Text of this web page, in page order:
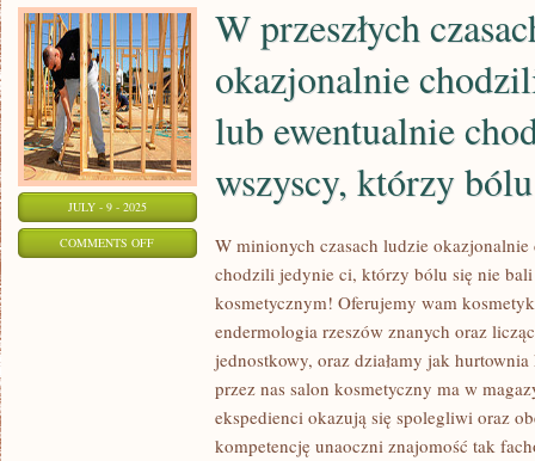
ŻYCIA
JULY - 9 - 2025
COMMENTS OFFON
PRZESZŁYCH
OKAZJONALNIE
W przeszłych
okazjonalnie
lub ewentualnie
wszyscy, którzy
W minionych czasach ludzie
chodzili jedynie ci, którzy bólu się nie
kosmetycznym! Oferujemy wam
endermologia rzeszów znanych oraz
jednostkowy, oraz działamy jak
przez nas salon kosmetyczny ma w
ekspedienci okazują się spolegliwi oraz
kompetencję unaoczni znajomość tak